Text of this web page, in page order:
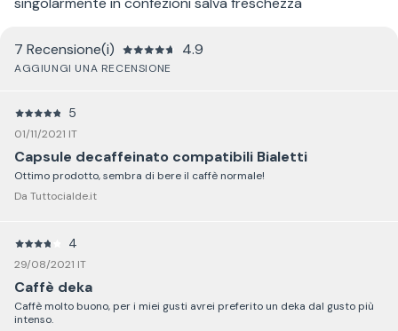
7 Recensione(i) 4.9
AGGIUNGI UNA RECENSIONE
5
01/11/2021 IT
Capsule decaffeinato compatibili Bialetti
Ottimo prodotto, sembra di bere il caffè normale!
Da Tuttocialde.it
4
29/08/2021 IT
Caffè deka
Caffè molto buono, per i miei gusti avrei preferito un deka dal gusto più
intenso.